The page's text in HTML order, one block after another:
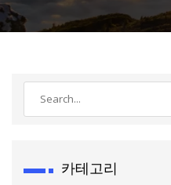
카테고리